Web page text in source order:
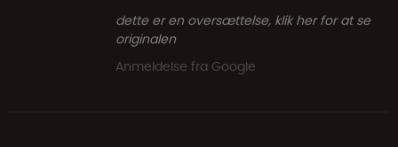
dette er en oversættelse, klik her for at se
originalen
Anmeldelse fra Google